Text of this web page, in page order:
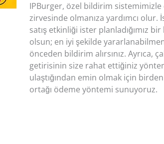
IPBurger, özel bildirim
zirvesinde olmanıza yardımcı olur.
satış etkinliği ister planladığımız
olsun; en iyi şekilde
önceden bildirim alırsınız. Ayrıca,
getirisinin size rahat ettiğiniz
ulaştığından emin olmak için
ortağı ödeme yöntemi sunuyoruz.